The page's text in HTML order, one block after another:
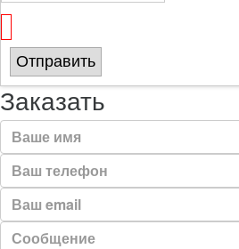
Отправить
Заказать